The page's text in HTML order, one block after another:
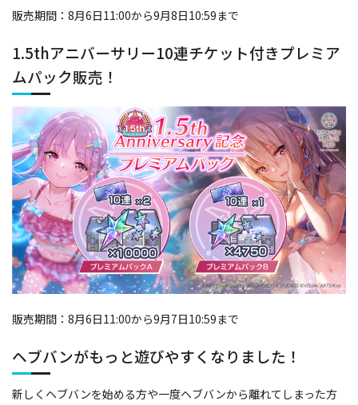
販売期間：8月6日11:00から9月8日10:59まで
1.5thアニバーサリー10連チケット付きプレミア
ムパック販売！
販売期間：8月6日11:00から9月7日10:59まで
ヘブバンがもっと遊びやすくなりました！
新しくヘブバンを始める方や一度ヘブバンから離れてしまった方